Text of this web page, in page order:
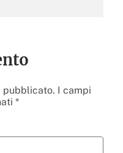
pubblicato. I campi
*